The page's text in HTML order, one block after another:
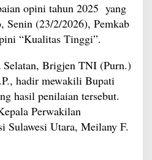
opini tahun 2025 yang
Senin (23/2/2026), Pemkab
“Kualitas Tinggi”.
Brigjen TNI (Purn.)
hadir mewakili Bupati
hasil penilaian tersebut.
Perwakilan
Sulawesi Utara, Meilany F.